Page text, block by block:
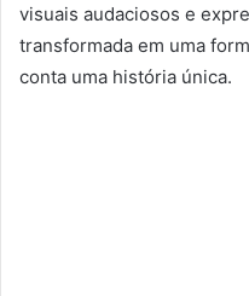
visuais audaciosos e
transformada em uma
conta uma história única.